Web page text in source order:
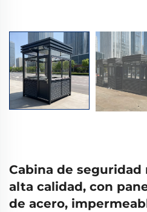
Cabina de
alta calidad, con
de acero,